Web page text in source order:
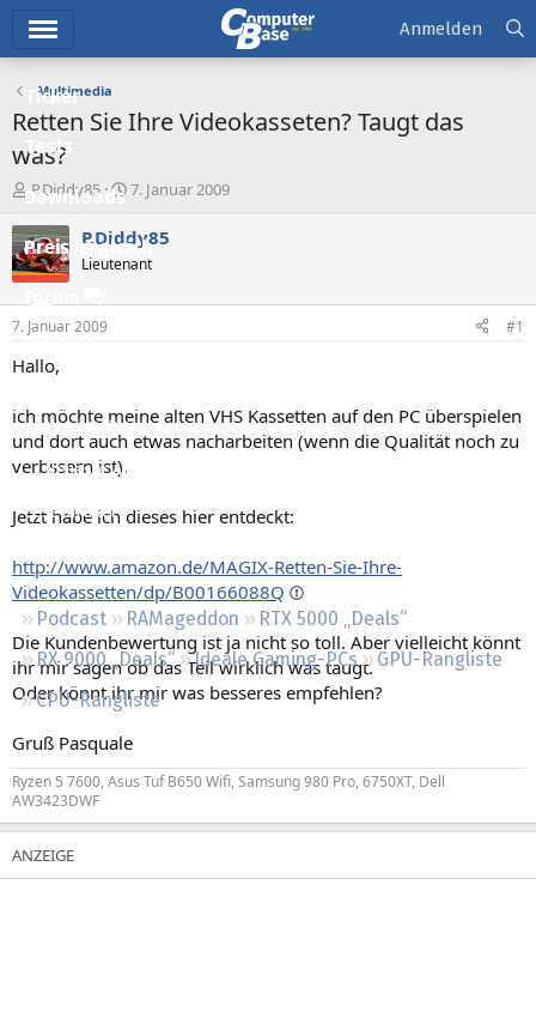
Ticker
Tests
Downloads
Preisvergleich
Forum
Aktuelles
Neue Beiträge
Neueste Aktivitäten
Leserartikel
Podcast RAMageddon
RTX 5000 „Deals“
RX 9000 „Deals“
Ideale Gaming-PCs
GPU-Rangliste
CPU-Rangliste
Anmelden
Multimedia
Retten Sie Ihre Videokasseten? Taugt das
was?
E
r
s
t
e
e
r
P.Diddy85
E
s
e
t
7. Januar 2009
P.Diddy85
Lieutenant
7. Januar 2009 #1
Hallo,
ich möchte meine alten VHS Kassetten auf den PC überspielen
und dort auch etwas nacharbeiten (wenn die Qualität noch zu
verbssern ist).
Jetzt habe ich dieses hier entdeckt:
http://www.amazon.de/MAGIX-Retten-Sie-Ihre-
Videokassetten/dp/B00166088Q
Die Kundenbewertung ist ja nicht so toll. Aber vielleicht könnt
ihr mir sagen ob das Teil wirklich was taugt.
Oder könnt ihr mir was besseres empfehlen?
Gruß Pasquale
Ryzen 5 7600, Asus Tuf B650 Wifi, Samsung 980 Pro, 6750XT, Dell
AW3423DWF